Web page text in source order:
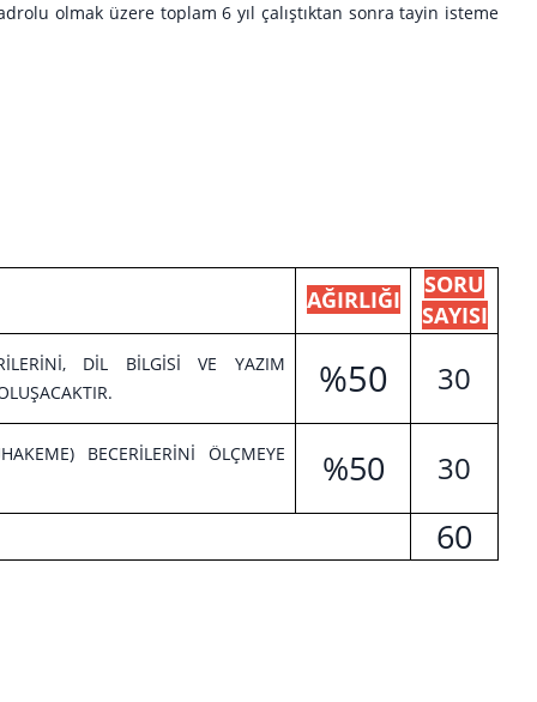
olmak üzere toplam 6 yıl çalıştıktan sonra tayin isteme
AĞIRLIĞI
SORU
SAYISI
DİL BİLGİSİ VE YAZIM
%50 30
BECERİLERİNİ ÖLÇMEYE
%50 30
60